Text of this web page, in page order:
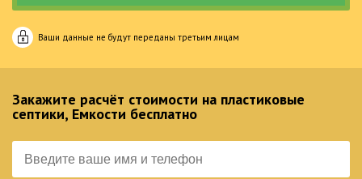
Ваши данные не будут переданы третьим лицам
Закажите расчёт стоимости на пластиковые
септики, Емкости бесплатно